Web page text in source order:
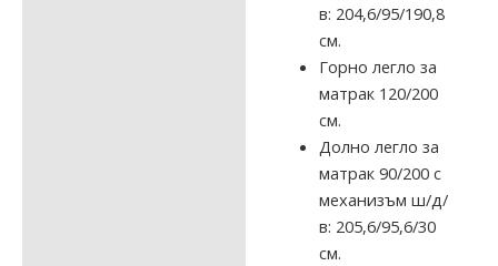
в: 204,6/95/190,8
см.
Горно легло за
матрак 120/200
см.
Долно легло за
матрак 90/200 с
механизъм ш/д/
в: 205,6/95,6/30
см.